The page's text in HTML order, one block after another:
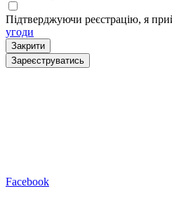
Підтверджуючи реєстрацію, я
угоди
Закрити
Зареєструватись
Facebook